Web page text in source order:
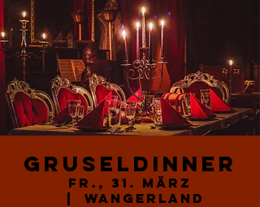
Gruseldinner
Fr., 31. März
Wangerland